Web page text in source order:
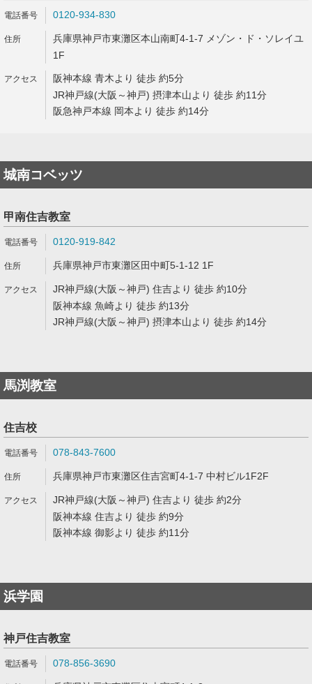
0120-934-830
兵庫県神戸市東灘区本山南町4-1-7 メゾン・ド・ソレイユ
1F
阪神本線 青木より 徒歩 約5分
JR神戸線(大阪～神戸) 摂津本山より 徒歩 約11分
阪急神戸本線 岡本より 徒歩 約14分
城南コベッツ
甲南住吉教室
0120-919-842
兵庫県神戸市東灘区田中町5-1-12 1F
JR神戸線(大阪～神戸) 住吉より 徒歩 約10分
阪神本線 魚崎より 徒歩 約13分
JR神戸線(大阪～神戸) 摂津本山より 徒歩 約14分
馬渕教室
住吉校
078-843-7600
兵庫県神戸市東灘区住吉宮町4-1-7 中村ビル1F2F
JR神戸線(大阪～神戸) 住吉より 徒歩 約2分
阪神本線 住吉より 徒歩 約9分
阪神本線 御影より 徒歩 約11分
浜学園
神戸住吉教室
078-856-3690